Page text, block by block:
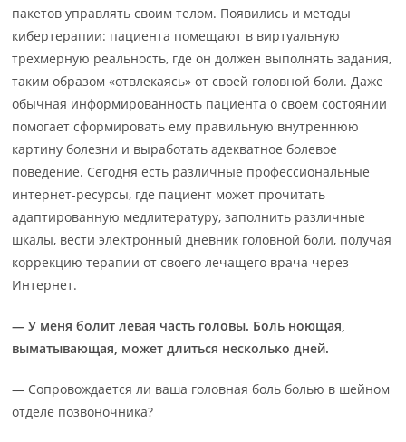
пакетов управлять своим телом. Появились и методы
кибертерапии: пациента помещают в виртуальную
трехмерную реальность, где он должен выполнять задания,
таким образом «отвлекаясь» от своей головной боли. Даже
обычная информированность пациента о своем состоянии
помогает сформировать ему правильную внутреннюю
картину болезни и выработать адекватное болевое
поведение. Сегодня есть различные профессиональные
интернет-ресурсы, где пациент может прочитать
адаптированную медлитературу, заполнить различные
шкалы, вести электронный дневник головной боли, получая
коррекцию терапии от своего лечащего врача через
Интернет.
— У меня болит левая часть головы. Боль ноющая,
выматывающая, может длиться несколько дней.
— Сопровождается ли ваша головная боль болью в шейном
отделе позвоночника?